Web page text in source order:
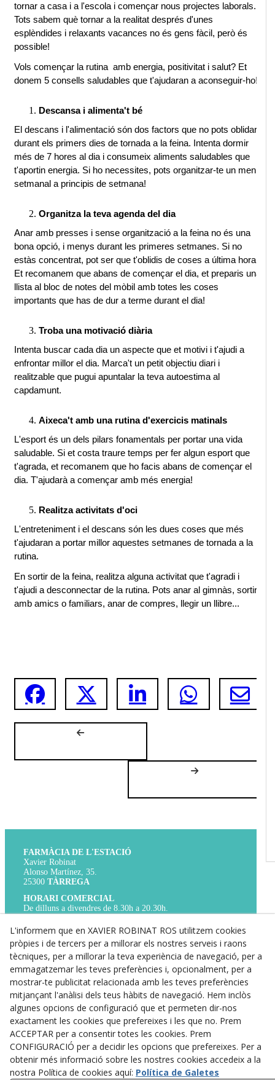
tornar a casa i a l'escola i començar nous projectes laborals.
Tots sabem què tornar a la realitat després d'unes
esplèndides i relaxants vacances no és gens fàcil, però és
possible!
Vols començar la rutina  amb energia, positivitat i salut? Et
donem 5 consells saludables que t'ajudaran a aconseguir-ho!
Descansa i alimenta't bé
El descans i l'alimentació són dos factors que no pots oblidar
durant els primers dies de tornada a la feina. Intenta dormir
més de 7 hores al dia i consumeix aliments saludables que
t'aportin energia. Si ho necessites, pots organitzar-te un menú
setmanal a principis de setmana!
Organitza la teva agenda del dia
Anar amb presses i sense organització a la feina no és una
bona opció, i menys durant les primeres setmanes. Si no
estàs concentrat, pot ser que t'oblidis de coses a última hora.
Et recomanem que abans de començar el dia, et preparis una
llista al bloc de notes del mòbil amb totes les coses
importants que has de dur a terme durant el dia!
Troba una motivació diària
Intenta buscar cada dia un aspecte que et motivi i t'ajudi a
enfrontar millor el dia. Marca't un petit objectiu diari i
realitzable que pugui apuntalar la teva autoestima al
capdamunt.
Aixeca't amb una rutina d'exercicis matinals
L'esport és un dels pilars fonamentals per portar una vida
saludable. Si et costa traure temps per fer algun esport que
t'agrada, et recomanem que ho facis abans de començar el
dia. T'ajudarà a començar amb més energia!
Realitza activitats d'oci
L'entreteniment i el descans són les dues coses que més
t'ajudaran a portar millor aquestes setmanes de tornada a la
rutina.
En sortir de la feina, realitza alguna activitat que t'agradi i
t'ajudi a desconnectar de la rutina. Pots anar al gimnàs, sortir
amb amics o familiars, anar de compres, llegir un llibre...
FARMÀCIA DE L'ESTACIÓ
Xavier Robinat
Alonso Martínez, 35.
25300 TÀRREGA
HORARI COMERCIAL
De dilluns a divendres de 8.30h a 20.30h.
TELÈFON
Per a qualsevol cosa que necessitis,
truca’ns al 973 31 01 17.
WHATS APP
Si no és urgent, pots contactar amb nosaltres
a través del nostre WhatsApp 673 843 607
Avís Legal
Política de Privacitat
Política de Cookies
L'informem que en XAVIER ROBINAT ROS utilitzem cookies
pròpies i de tercers per a millorar els nostres serveis i raons
tècniques, per a millorar la teva experiència de navegació, per a
emmagatzemar les teves preferències i, opcionalment, per a
mostrar-te publicitat relacionada amb les teves preferències
mitjançant l'anàlisi dels teus hàbits de navegació. Hem inclòs
algunes opcions de configuració que et permeten dir-nos
exactament les cookies que prefereixes i les que no. Prem
ACCEPTAR per a consentir totes les cookies. Prem
CONFIGURACIÓ per a decidir les opcions que prefereixes. Per a
obtenir més informació sobre les nostres cookies accedeix a la
nostra Política de cookies aquí: Política de Galetes